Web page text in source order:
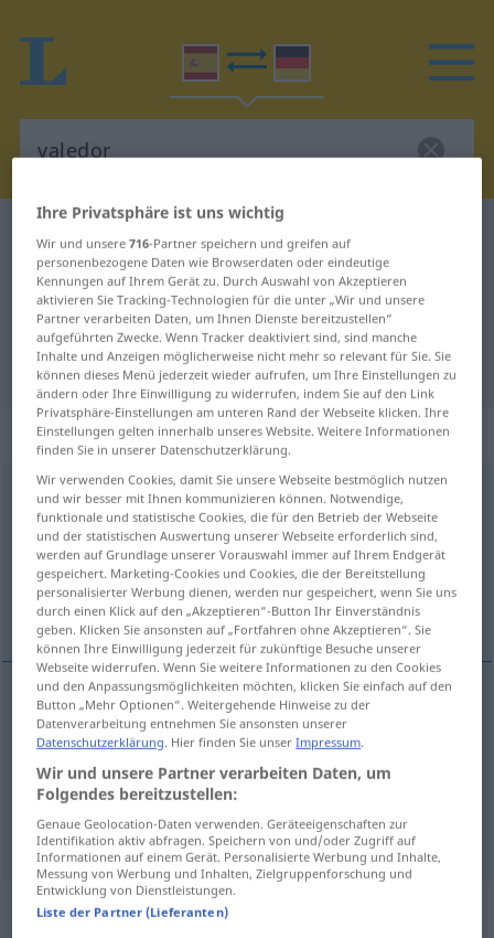
Spanisch-Deutsch Wörterbuch valedor
Spanisch-Deutsch Übersetzung für
"valedor"
"valedor" Deutsch Übersetzung
„valedor“: masculino
valedor [baleˈðɔr]m, valedora [baleˈðora]f
Übersicht aller Übersetzungen
(Für mehr Details die Übersetzung anklicken/antippen)
Beschützerin, Bürge, Bürgin
Beschützer(in)m(f) valedor(≈ protector)
Bürgem valedor (≈ garante)
Bürginf valedor(≈ garante)
Synonyme für "valedor"
Ihre Privatsphäre ist uns wichtig
Wir und unsere716-Partner speichern und greifen auf
personenbezogene Daten wie Browserdaten oder eindeutige
Kennungen auf Ihrem Gerät zu. Durch Auswahl von Akzeptieren
aktivieren Sie Tracking-Technologien für die unter „Wir und unsere
Partner verarbeiten Daten, um Ihnen Dienste bereitzustellen“
aufgeführten Zwecke. Wenn Tracker deaktiviert sind, sind manche
Inhalte und Anzeigen möglicherweise nicht mehr so relevant für Sie. Sie
können dieses Menü jederzeit wieder aufrufen, um Ihre Einstellungen zu
ändern oder Ihre Einwilligung zu widerrufen, indem Sie auf den Link
Privatsphäre-Einstellungen am unteren Rand der Webseite klicken. Ihre
Einstellungen gelten innerhalb unseres Website. Weitere Informationen
finden Sie in unserer Datenschutzerklärung.
Wir verwenden Cookies, damit Sie unsere Webseite bestmöglich nutzen
und wir besser mit Ihnen kommunizieren können. Notwendige,
funktionale und statistische Cookies, die für den Betrieb der Webseite
und der statistischen Auswertung unserer Webseite erforderlich sind,
werden auf Grundlage unserer Vorauswahl immer auf Ihrem Endgerät
gespeichert. Marketing-Cookies und Cookies, die der Bereitstellung
personalisierter Werbung dienen, werden nur gespeichert, wenn Sie uns
durch einen Klick auf den „Akzeptieren“-Button Ihr Einverständnis
geben. Klicken Sie ansonsten auf „Fortfahren ohne Akzeptieren“. Sie
können Ihre Einwilligung jederzeit für zukünftige Besuche unserer
Webseite widerrufen. Wenn Sie weitere Informationen zu den Cookies
und den Anpassungsmöglichkeiten möchten, klicken Sie einfach auf den
Button „Mehr Optionen“. Weitergehende Hinweise zu der
Datenverarbeitung entnehmen Sie ansonsten unserer
Datenschutzerklärung. Hier finden Sie unserImpressum.
Wir und unsere Partner verarbeiten Daten, um
Folgendes bereitzustellen:
Genaue Geolocation-Daten verwenden. Geräteeigenschaften zur
Identifikation aktiv abfragen. Speichern von und/oder Zugriff auf
Informationen auf einem Gerät. Personalisierte Werbung und Inhalte,
Messung von Werbung und Inhalten, Zielgruppenforschung und
Entwicklung von Dienstleistungen.
Liste der Partner (Lieferanten)